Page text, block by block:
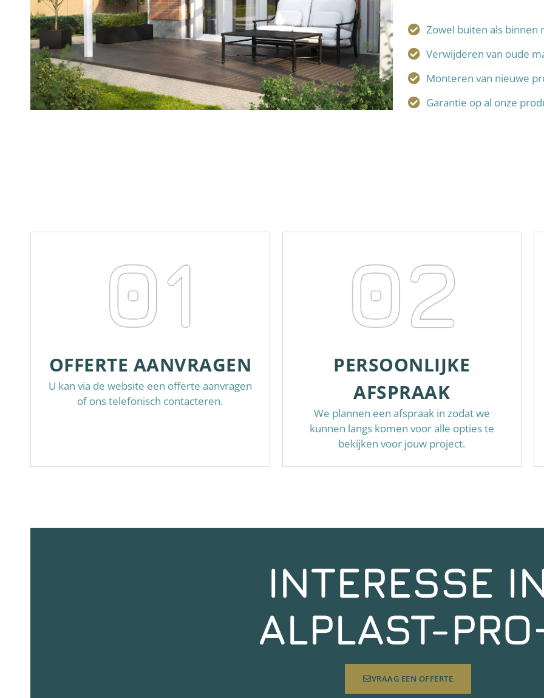
Zowel buiten als binnen
Verwijderen van oude
Monteren van nieuwe
Garantie op al onze
01
OFFERTE AANVRAGEN
U kan via de website een offerte aanvragen
of ons telefonisch contacteren.
02
PERSOONLIJKE
AFSPRAAK
We plannen een afspraak in zodat we
kunnen langs komen voor alle opties te
bekijken voor jouw project.
INTERESSE
ALPLAST-
VRAAG EEN OFFERTE